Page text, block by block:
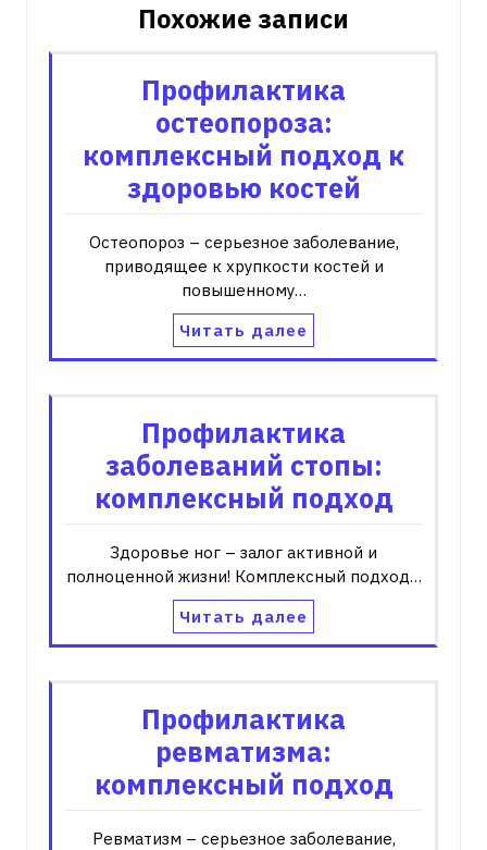
Похожие записи
Профилактика
остеопороза:
комплексный подход к
здоровью костей
Остеопороз – серьезное заболевание‚
приводящее к хрупкости костей и
повышенному…
Читать далее
Профилактика
заболеваний стопы:
комплексный подход
Здоровье ног – залог активной и
полноценной жизни! Комплексный подход…
Читать далее
Профилактика
ревматизма:
комплексный подход
Ревматизм – серьезное заболевание,